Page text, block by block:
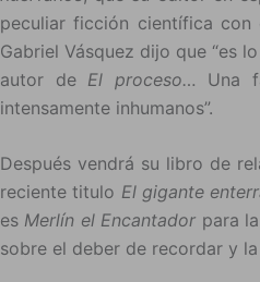
peculiar ficción científica con
Gabriel Vásquez dijo que “es
autor de El proceso… Una
intensamente inhumanos”.
Después vendrá su libro de
reciente titulo El gigante
es Merlín el Encantador para
sobre el deber de recordar y